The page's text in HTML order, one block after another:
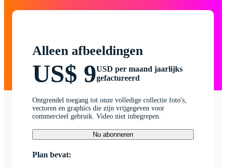
Alleen afbeeldingen
US$ 9USD per maand jaarlijks
gefactureerd
Ontgrendel toegang tot onze volledige collectie foto's,
vectoren en graphics die zijn vrijgegeven voor
commercieel gebruik. Video niet inbegrepen.
Nu abonneren
Plan bevat: